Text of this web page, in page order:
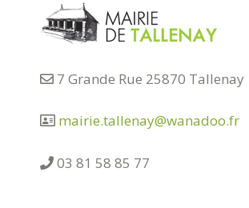
7 Grande Rue 25870 Tallenay
mairie.tallenay@wanadoo.fr
03 81 58 85 77